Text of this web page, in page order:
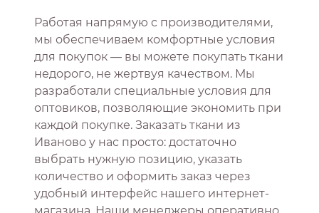
Работая напрямую с производителями,
мы обеспечиваем комфортные условия
для покупок — вы можете покупать ткани
недорого, не жертвуя качеством. Мы
разработали специальные условия для
оптовиков, позволяющие экономить при
каждой покупке. Заказать ткани из
Иваново у нас просто: достаточно
выбрать нужную позицию, указать
количество и оформить заказ через
удобный интерфейс нашего интернет-
магазина. Наши менеджеры оперативно